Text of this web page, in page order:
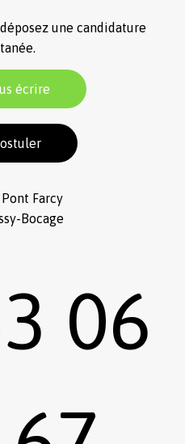
une candidature
écrire
Farcy
Bocage
06